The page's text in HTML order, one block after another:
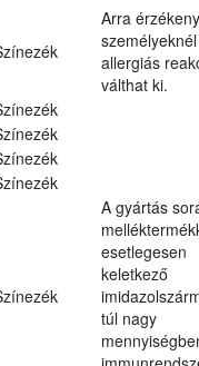
Arra érzékeny
személyeknél
allergiás
válthat ki.
A gyártás
esetlegesen
keletkező
túl nagy